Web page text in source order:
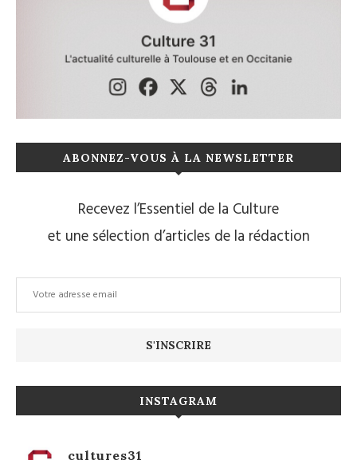
ABONNEZ-VOUS À LA NEWSLETTER
Recevez l’Essentiel de la Culture
et une sélection d’articles de la rédaction
INSTAGRAM
cultures31